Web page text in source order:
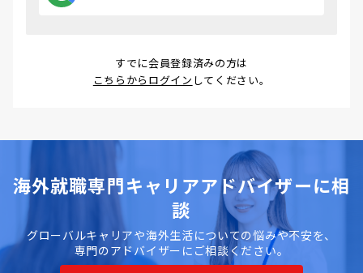
すでに会員登録済みの方は
こちらからログイン してください。
海外就職専門キャリアアドバイザーに相
談
グローバルキャリアや海外生活についての悩みや不安を、
専門のアドバイザーにご相談ください。